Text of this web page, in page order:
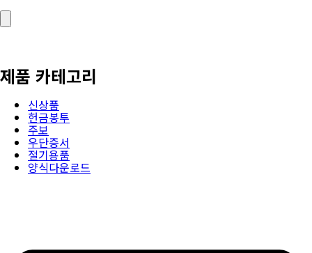
제품 카테고리
신상품
헌금봉투
주보
우단증서
절기용품
양식다운로드